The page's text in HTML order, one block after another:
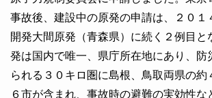
事故後、建設中の原発の申請は、２０１
開発大間原発（青森県）に続く２例目と
発は国内で唯一、県庁所在地にあり、防
られる３０キロ圏に島根、鳥取両県の約
６市が含まれ、事故時の避難の実効性な